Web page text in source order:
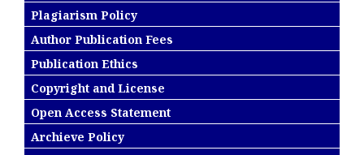
Plagiarism Policy
Author Publication Fees
Publication Ethics
Copyright and License
Open Access Statement
Archieve Policy